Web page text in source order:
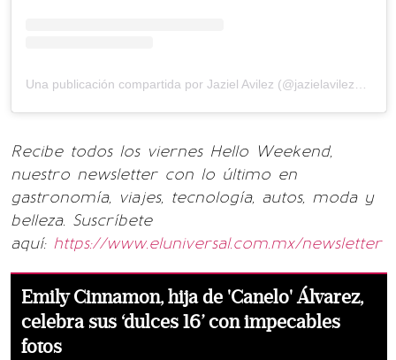
Una publicación compartida por Jaziel Avilez (@jazielavilezoficial)
Recibe todos los viernes Hello Weekend,
nuestro newsletter con lo último en
gastronomía, viajes, tecnología, autos, moda y
belleza. Suscríbete
aquí: https://www.eluniversal.com.mx/newsletter
Emily Cinnamon, hija de 'Canelo' Álvarez,
celebra sus ‘dulces 16’ con impecables
fotos